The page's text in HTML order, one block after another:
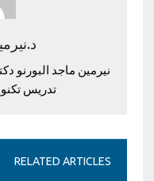
نيرمين ماجد
تدريس
RELATED ARTICLES